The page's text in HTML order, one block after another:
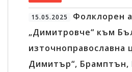
15.05.2025
Фолклорен
„Димитровче“ към
източноправославна
Димитър“, Брамптън,